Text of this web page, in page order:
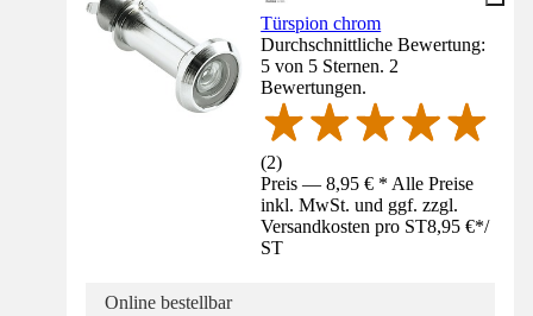
Türspion chrom
Durchschnittliche Bewertung:
5 von 5 Sternen. 2
Bewertungen.
(2)
Preis — 8,95 € * Alle Preise
inkl. MwSt. und ggf. zzgl.
Versandkosten pro ST8,95 €*/
ST
Online bestellbar